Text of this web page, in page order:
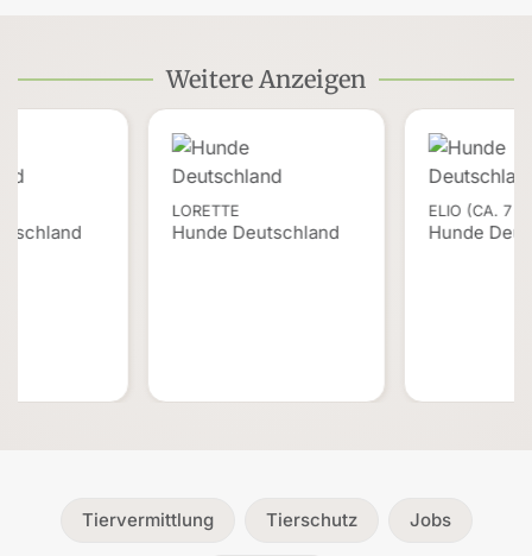
Weitere Anzeigen
LORETTE
Hunde Deutschland
ELIO (CA. 7
Hunde
Tiervermittlung Tierschutz Jobs